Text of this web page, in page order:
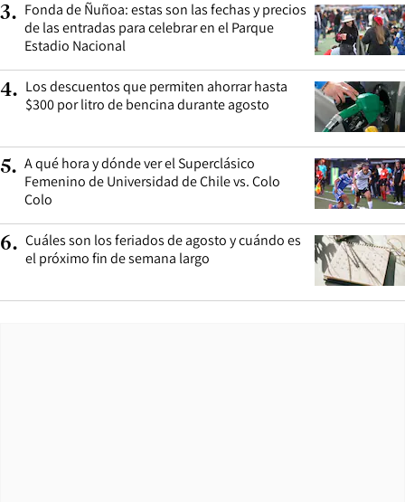
3. Fonda de Ñuñoa: estas son las fechas y precios
de las entradas para celebrar en el Parque
Estadio Nacional
4. Los descuentos que permiten ahorrar hasta
$300 por litro de bencina durante agosto
5. A qué hora y dónde ver el Superclásico
Femenino de Universidad de Chile vs. Colo
Colo
6. Cuáles son los feriados de agosto y cuándo es
el próximo fin de semana largo